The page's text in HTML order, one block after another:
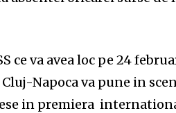
ce va avea loc pe 24
Napoca va pune in
in premiera